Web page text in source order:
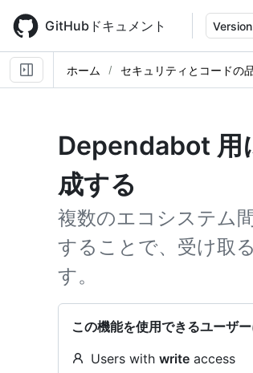
main
content
GitHubドキュメント
ホーム セキュリティとコードの
Dependabot 用
成する
複数のエコシステム
することで、受け取
す。
この機能を使用できるユーザ
Users with write access